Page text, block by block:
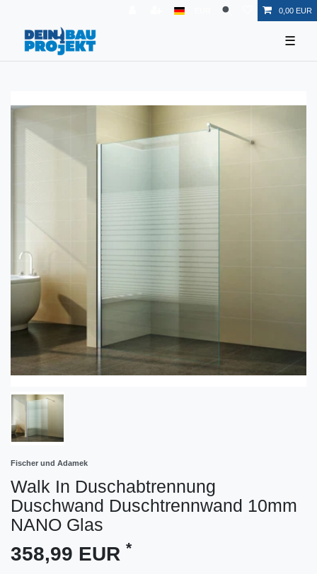
0,00 EUR
☰
Fischer und Adamek
Walk In Duschabtrennung
Duschwand Duschtrennwand 10mm
NANO Glas
358,99 EUR *